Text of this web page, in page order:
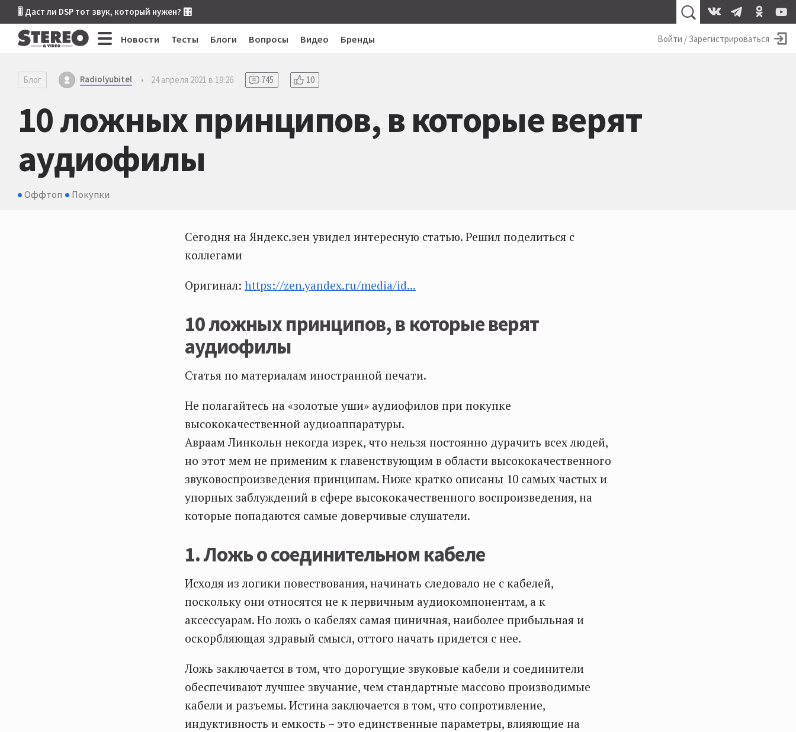
🎚 Даст ли DSP тот звук, который нужен? 🎛
Новости Тесты Блоги Вопросы Видео Бренды Войти / Зарегистрироваться
Блог Radiolyubitel • 24 апреля 2021 в 19:26 745 10
10 ложных принципов, в которые верят
аудиофилы
Оффтоп Покупки
Сегодня на Яндекс.зен увидел интересную статью. Решил поделиться с
коллегами
Оригинал: https://zen.yandex.ru/media/id...
10 ложных принципов, в которые верят
аудиофилы
Статья по материалам иностранной печати.
Не полагайтесь на «золотые уши» аудиофилов при покупке
высококачественной аудиоаппаратуры.
Авраам Линкольн некогда изрек, что нельзя постоянно дурачить всех людей,
но этот мем не применим к главенствующим в области высококачественного
звуковоспроизведения принципам. Ниже кратко описаны 10 самых частых и
упорных заблуждений в сфере высококачественного воспроизведения, на
которые попадаются самые доверчивые слушатели.
1. Ложь о соединительном кабеле
Исходя из логики повествования, начинать следовало не с кабелей,
поскольку они относятся не к первичным аудиокомпонентам, а к
аксессуарам. Но ложь о кабелях самая циничная, наиболее прибыльная и
оскорбляющая здравый смысл, оттого начать придется с нее.
Ложь заключается в том, что дорогущие звуковые кабели и соединители
обеспечивают лучшее звучание, чем стандартные массово производимые
кабели и разъемы. Истина заключается в том, что сопротивление,
индуктивность и емкость – это единственные параметры, влияющие на